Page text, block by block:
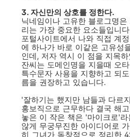
3. 자신만의 상호를 정한다.
닉네임이나 고유한 블로그명
리는 가장 중요한 요소들입니
포털사이트에서 나와 직접 계
에 하나가 바로 이같은 고유성
인데, 저자 역시 이 점을 지목
잔씨는 도메인명을 지을때 오
특수문자 사용을 지향하고 되
름을 권장하고 있습니다.
'잘하기는 했지만 남들과 다르
홍보직으로 근무하다 결국 해
놓은 이 작은 책은 '마이크로'
않게 무궁무진한 아이디어로
히 그녀가 독창적으로 정리한